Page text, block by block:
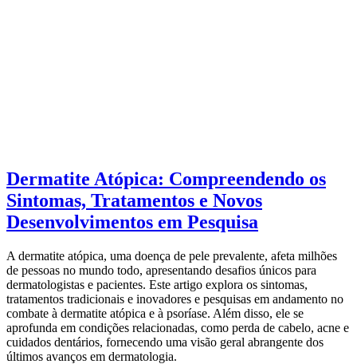
Dermatite Atópica: Compreendendo os
Sintomas, Tratamentos e Novos
Desenvolvimentos em Pesquisa
A dermatite atópica, uma doença de pele prevalente, afeta milhões
de pessoas no mundo todo, apresentando desafios únicos para
dermatologistas e pacientes. Este artigo explora os sintomas,
tratamentos tradicionais e inovadores e pesquisas em andamento no
combate à dermatite atópica e à psoríase. Além disso, ele se
aprofunda em condições relacionadas, como perda de cabelo, acne e
cuidados dentários, fornecendo uma visão geral abrangente dos
últimos avanços em dermatologia.